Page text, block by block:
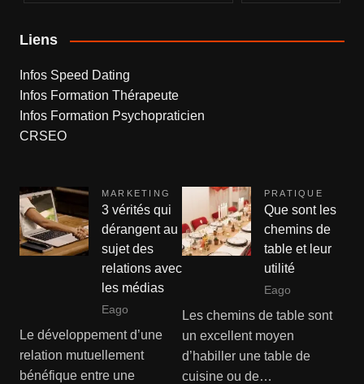
Liens
Infos Speed Dating
Infos Formation Thérapeute
Infos Formation Psychopraticien
CRSEO
MARKETING
3 vérités qui
dérangent au
sujet des
relations avec
les médias
Eago
Le développement d’une
relation mutuellement
bénéfique entre une
PRATIQUE
Que sont les
chemins de
table et leur
utilité
Eago
Les chemins de table sont
un excellent moyen
d’habiller une table de
cuisine ou de…